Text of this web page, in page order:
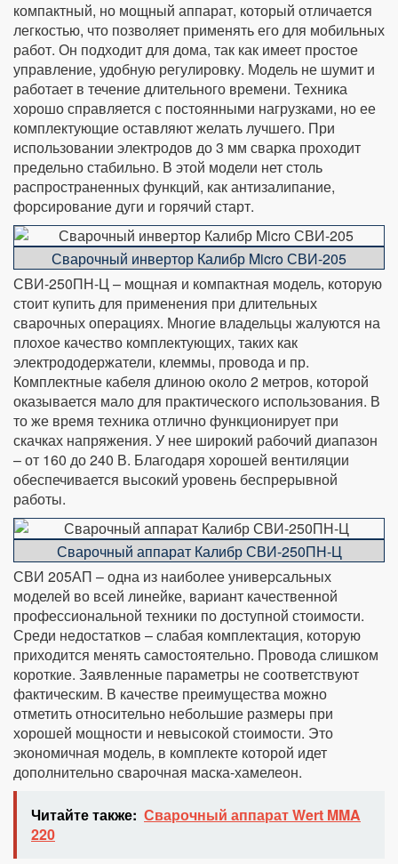
компактный, но мощный аппарат, который отличается
легкостью, что позволяет применять его для мобильных
работ. Он подходит для дома, так как имеет простое
управление, удобную регулировку. Модель не шумит и
работает в течение длительного времени. Техника
хорошо справляется с постоянными нагрузками, но ее
комплектующие оставляют желать лучшего. При
использовании электродов до 3 мм сварка проходит
предельно стабильно. В этой модели нет столь
распространенных функций, как антизалипание,
форсирование дуги и горячий старт.
Сварочный инвертор Калибр Micro СВИ-205
СВИ-250ПН-Ц – мощная и компактная модель, которую
стоит купить для применения при длительных
сварочных операциях. Многие владельцы жалуются на
плохое качество комплектующих, таких как
электрододержатели, клеммы, провода и пр.
Комплектные кабеля длиною около 2 метров, которой
оказывается мало для практического использования. В
то же время техника отлично функционирует при
скачках напряжения. У нее широкий рабочий диапазон
– от 160 до 240 В. Благодаря хорошей вентиляции
обеспечивается высокий уровень беспрерывной
работы.
Сварочный аппарат Калибр СВИ-250ПН-Ц
СВИ 205АП – одна из наиболее универсальных
моделей во всей линейке, вариант качественной
профессиональной техники по доступной стоимости.
Среди недостатков – слабая комплектация, которую
приходится менять самостоятельно. Провода слишком
короткие. Заявленные параметры не соответствуют
фактическим. В качестве преимущества можно
отметить относительно небольшие размеры при
хорошей мощности и невысокой стоимости. Это
экономичная модель, в комплекте которой идет
дополнительно сварочная маска-хамелеон.
Читайте также: Сварочный аппарат Wert MMA
220